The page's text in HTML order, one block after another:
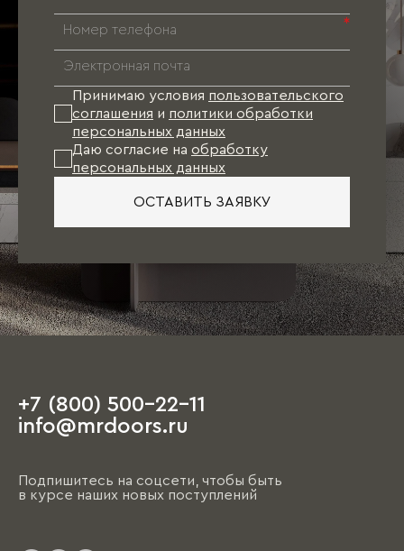
*
Принимаю условия пользовательского
соглашения и политики обработки
персональных данных
Даю согласие на обработку
персональных данных
ОСТАВИТЬ ЗАЯВКУ
+7 (800) 500-22-11
info@mrdoors.ru
Подпишитесь на соцсети, чтобы быть
в курсе наших новых поступлений